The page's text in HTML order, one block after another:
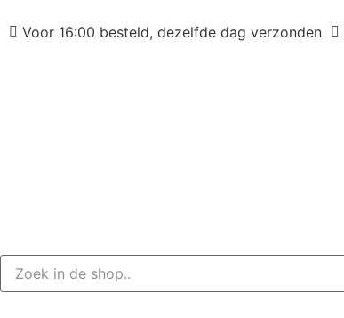
Voor 16:00 besteld, dezelfde dag verzonden